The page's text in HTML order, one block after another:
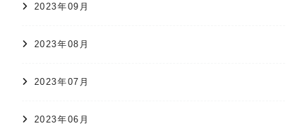
2023年09月
2023年08月
2023年07月
2023年06月